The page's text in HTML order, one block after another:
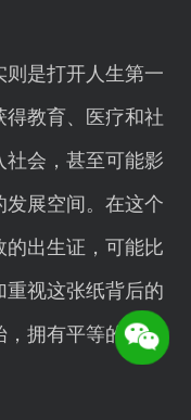
则是打开人生第一
教育、医疗和社
会，甚至可能影
展空间。在这个
的出生证，可能比
视这张纸背后的
拥有平等的机会